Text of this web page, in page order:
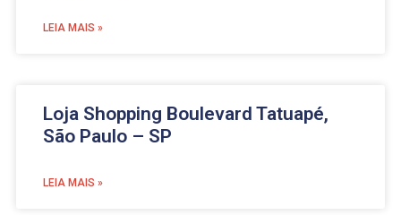
LEIA MAIS »
Loja Shopping Boulevard Tatuapé,
São Paulo – SP
LEIA MAIS »